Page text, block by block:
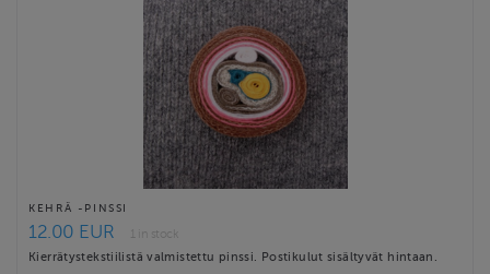
KEHRÄ -PINSSI
12.00 EUR
1 in stock
Kierrätystekstiilistä valmistettu pinssi. Postikulut sisältyvät hintaan.